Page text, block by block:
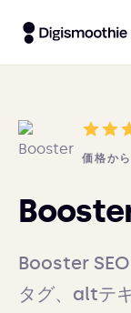
価格か
Booster
タグ、altテ